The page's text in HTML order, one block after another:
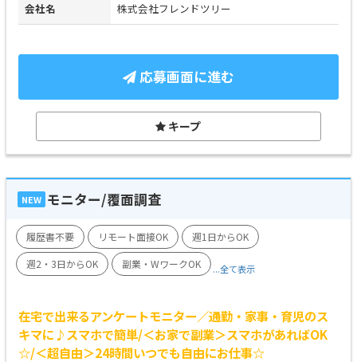
会社名 株式会社フレンドツリー
応募画面に進む
キープ
NEW モニター/覆面調査
履歴書不要 リモート面接OK
週1日からOK
週2・3日からOK
副業・WワークOK ...全て表示
在宅で出来るアンケートモニター／通勤・家事・育児のス
キマに♪スマホで簡単/＜お家で副業＞スマホがあればOK
☆/＜超自由＞24時間いつでも自由にお仕事☆